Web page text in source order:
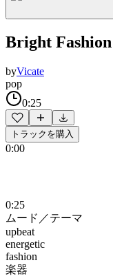
Bright
byVicate
pop
0:25
トラックを購入
0:00
0:25
ムード／テーマ
upbeat
energetic
fashion
楽器